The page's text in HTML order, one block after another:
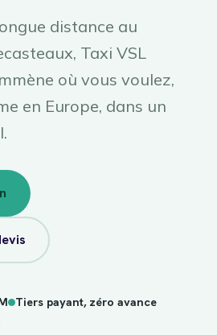
distance au
Taxi VSL
où vous voulez,
en Europe, dans un
Tiers payant, zéro avance